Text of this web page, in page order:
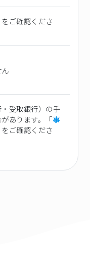
をご確認くださ
受取銀行）の手
あります。「事
をご確認くださ